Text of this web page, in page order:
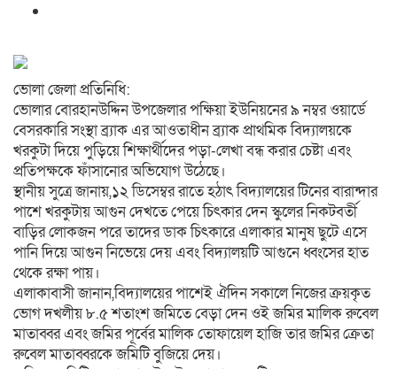
ভোলা জেলা প্রতিনিধি:
ভোলার বোরহানউদ্দিন উপজেলার পক্ষিয়া ইউনিয়নের ৯ নম্বর ওয়ার্ডে
বেসরকারি সংস্থা ব্র্যাক এর আওতাধীন ব্র্যাক প্রাথমিক বিদ্যালয়কে
খরকুটা দিয়ে পুড়িয়ে শিক্ষার্থীদের পড়া-লেখা বন্ধ করার চেষ্টা এবং
প্রতিপক্ষকে ফাঁসানোর অভিযোগ উঠেছে।
স্থানীয় সুত্রে জানায়,১২ ডিসেম্বর রাতে হঠাৎ বিদ্যালয়ের টিনের বারান্দার
পাশে খরকুটায় আগুন দেখতে পেয়ে চিৎকার দেন স্কুলের নিকটবর্তী
বাড়ির লোকজন পরে তাদের ডাক চিৎকারে এলাকার মানুষ ছুটে এসে
পানি দিয়ে আগুন নিভেয়ে দেয় এবং বিদ্যালয়টি আগুনে ধ্বংসের হাত
থেকে রক্ষা পায়।
এলাকাবাসী জানান,বিদ্যালয়ের পাশেই ঐদিন সকালে নিজের ক্রয়কৃত
ভোগ দখলীয় ৮.৫ শতাংশ জমিতে বেড়া দেন ওই জমির মালিক রুবেল
মাতাব্বর এবং জমির পূর্বের মালিক তোফায়েল হাজি তার জমির ক্রেতা
রুবেল মাতাব্বরকে জমিটি বুজিয়ে দেয়।